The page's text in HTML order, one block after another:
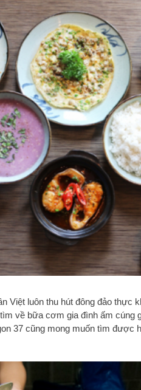
Việt luôn thu hút đông đảo thực
về bữa cơm gia đình ấm cúng
37 cũng mong muốn tìm được